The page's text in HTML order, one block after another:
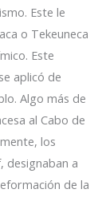
Este le
o Tekeuneca
Este
aplicó de
Algo más de
al Cabo de
los
designaban a
de la